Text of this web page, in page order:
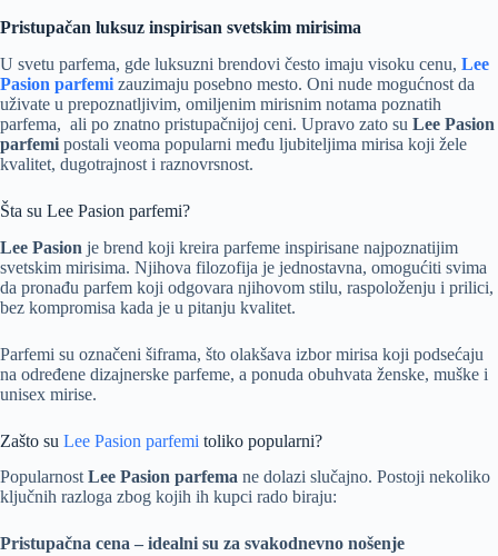
Pristupačan luksuz inspirisan svetskim mirisima
U svetu parfema, gde luksuzni brendovi često imaju visoku cenu, Lee
Pasion parfemi zauzimaju posebno mesto. Oni nude mogućnost da
uživate u prepoznatljivim, omiljenim mirisnim notama poznatih
parfema, ali po znatno pristupačnijoj ceni. Upravo zato su Lee Pasion
parfemi postali veoma popularni među ljubiteljima mirisa koji žele
kvalitet, dugotrajnost i raznovrsnost.
Šta su Lee Pasion parfemi?
Lee Pasion je brend koji kreira parfeme inspirisane najpoznatijim
svetskim mirisima. Njihova filozofija je jednostavna, omogućiti svima
da pronađu parfem koji odgovara njihovom stilu, raspoloženju i prilici,
bez kompromisa kada je u pitanju kvalitet.
Parfemi su označeni šiframa, što olakšava izbor mirisa koji podsećaju
na određene dizajnerske parfeme, a ponuda obuhvata ženske, muške i
unisex mirise.
Zašto su Lee Pasion parfemi toliko popularni?
Popularnost Lee Pasion parfema ne dolazi slučajno. Postoji nekoliko
ključnih razloga zbog kojih ih kupci rado biraju:
Pristupačna cena – idealni su za svakodnevno nošenje